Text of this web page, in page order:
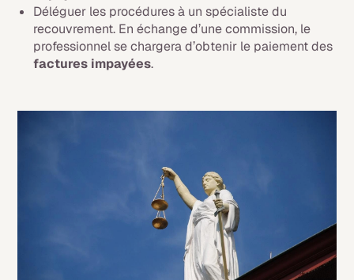
Déléguer les procédures à un spécialiste du
recouvrement. En échange d’une commission, le
professionnel se chargera d’obtenir le paiement des
factures impayées.